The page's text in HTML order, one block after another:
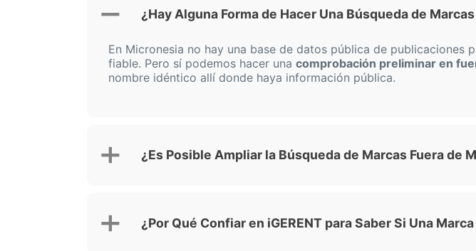
¿Hay Alguna Forma de Hacer Una Búsqueda de
En Micronesia no hay una base de datos pública de
fiable. Pero sí podemos hacer una comprobación preliminar en
nombre idéntico allí donde haya información pública.
¿Es Posible Ampliar la Búsqueda de Marcas Fuera de
¿Por Qué Confiar en iGERENT para Saber Si Una